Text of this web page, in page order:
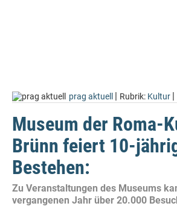
prag aktuell | Rubrik: Kultur |
Museum der Roma-
Brünn feiert 10-
Bestehen:
Zu Veranstaltungen des Museums
vergangenen Jahr über 20.000